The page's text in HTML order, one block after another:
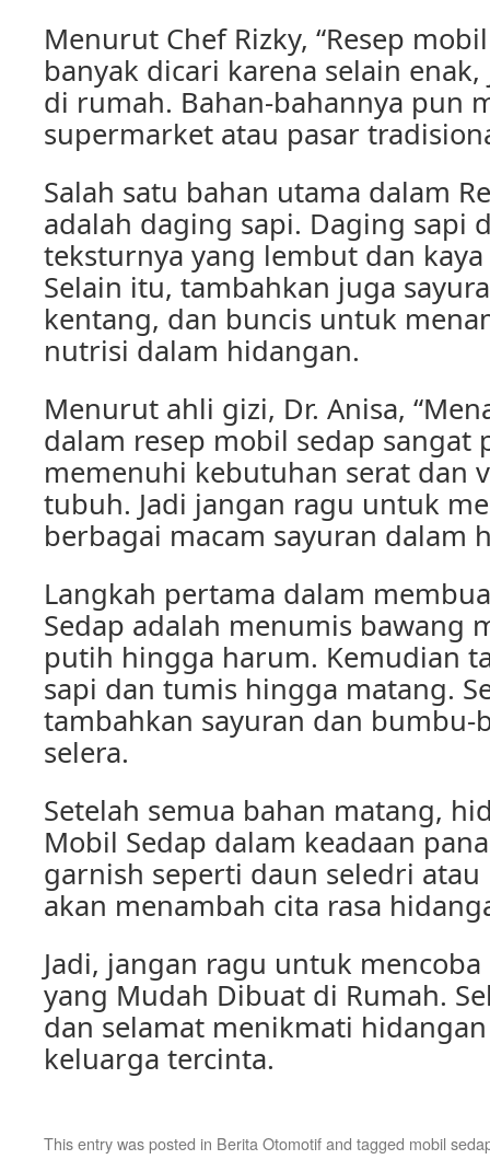
Menurut Chef Rizky, “Resep
banyak dicari karena selain
di rumah. Bahan-bahannya pun
supermarket atau pasar
Salah satu bahan utama dalam
adalah daging sapi. Daging sapi
teksturnya yang lembut dan
Selain itu, tambahkan juga
kentang, dan buncis untuk
nutrisi dalam hidangan.
Menurut ahli gizi, Dr. Anisa,
dalam resep mobil sedap sangat
memenuhi kebutuhan serat dan
tubuh. Jadi jangan ragu untuk
berbagai macam sayuran dalam
Langkah pertama dalam
Sedap adalah menumis bawang
putih hingga harum. Kemudian
sapi dan tumis hingga matang.
tambahkan sayuran dan bumbu-
selera.
Setelah semua bahan matang,
Mobil Sedap dalam keadaan
garnish seperti daun seledri
akan menambah cita rasa
Jadi, jangan ragu untuk mencoba
yang Mudah Dibuat di Rumah.
dan selamat menikmati
keluarga tercinta.
This entry was posted in Berita Otomotifand tagged mobil